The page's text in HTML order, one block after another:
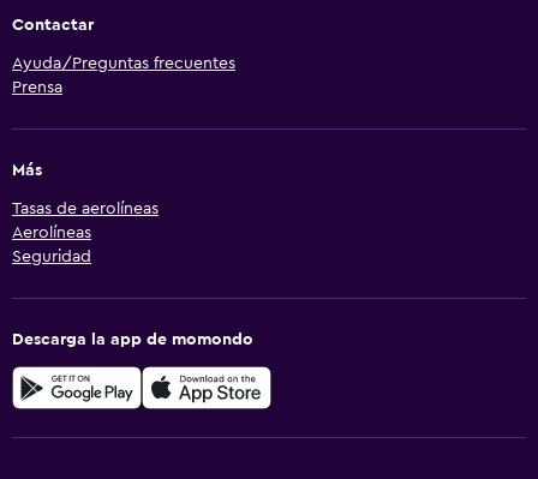
Contactar
Ayuda/Preguntas frecuentes
Prensa
Más
Tasas de aerolíneas
Aerolíneas
Seguridad
Descarga la app de momondo